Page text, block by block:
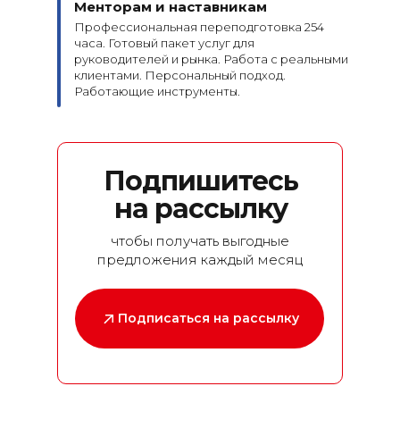
Менторам и наставникам
Профессиональная переподготовка 254
часа. Готовый пакет услуг для
руководителей и рынка. Работа с реальными
клиентами. Персональный подход.
Работающие инструменты.
чтобы получать выгодные
предложения каждый месяц
Подпишитесь
на рассылку
Подписаться на рассылку